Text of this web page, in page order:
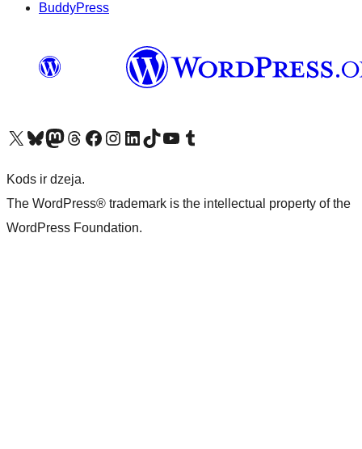
BuddyPress
Apmeklējiet mūsu X (agrāk Twitter) kontu
Apmeklējiet mūsu Bluesky kontu
Apmeklējiet mūsu Mastodon kontu
Apmeklējiet mūsu Threads kontu
Apmeklējiet mūsu Facebook lapuApmeklējiet mūsu Instagram kontu
Apmeklējiet mūsu LinkedIn kontu
Apmeklējiet mūsu TikTok kontu
Apmeklējiet mūsu YouTube kanālu
Apmeklējiet mūsu Tumblr kontu
Kods ir dzeja.
The WordPress® trademark is the intellectual property of the
WordPress Foundation.